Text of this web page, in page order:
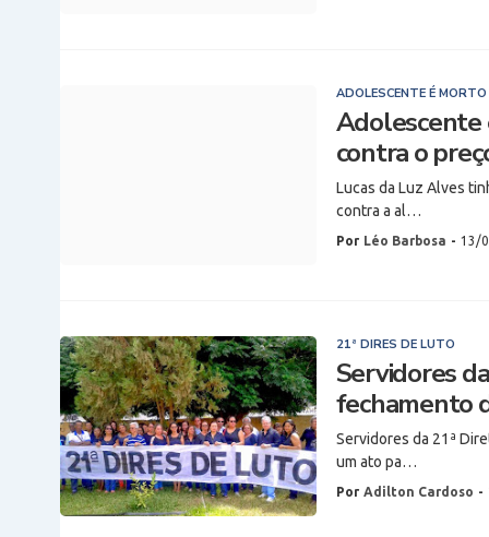
ADOLESCENTE É MORTO
contra o
Lucas da Luz Alves
contra a al…
Por Léo Barbosa - 13/
21ª DIRES DE LUTO
Servidores
fechamento
Servidores da 21ª
um ato pa…
Por Adilton Cardoso -